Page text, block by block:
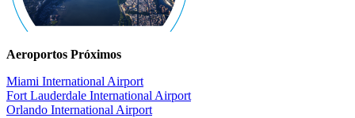
Aeroportos Próximos
Miami International Airport
Fort Lauderdale International Airport
Orlando International Airport